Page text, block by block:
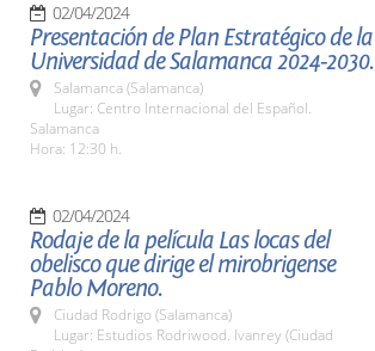
02/04/2024
Presentación de Plan Estratégico de la
Universidad de Salamanca 2024-2030.
Salamanca (Salamanca)
Lugar: Centro Internacional del Español.
Salamanca
Hora: 12:30 h.
02/04/2024
Rodaje de la película Las locas del
obelisco que dirige el mirobrigense
Pablo Moreno.
Ciudad Rodrigo (Salamanca)
Lugar: Estudios Rodriwood. Ivanrey (Ciudad